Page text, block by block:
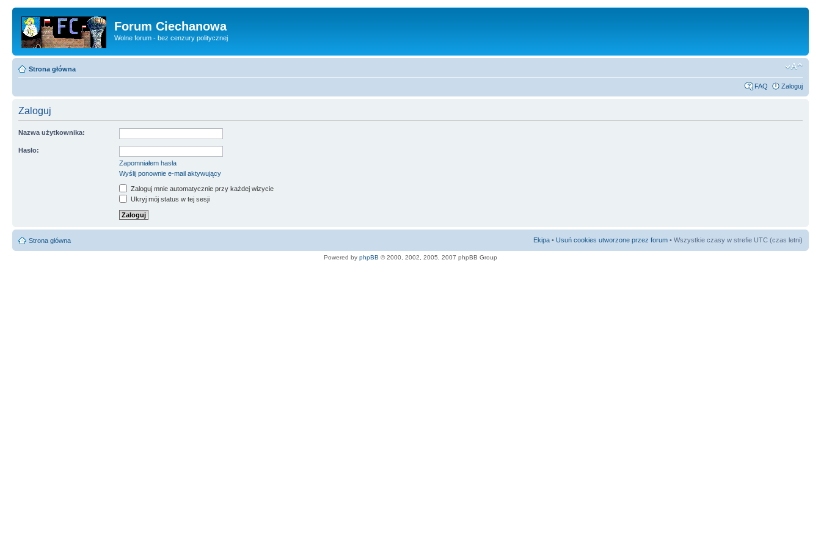
Forum Ciechanowa
Wolne forum - bez cenzury politycznej
Strona główna
FAQ Zaloguj
Zaloguj
Nazwa użytkownika:
Hasło:
Zapomniałem hasła
Wyślij ponownie e-mail aktywujący
Zaloguj mnie automatycznie przy każdej wizycie
Ukryj mój status w tej sesji
Strona główna Ekipa • Usuń cookies utworzone przez forum • Wszystkie czasy w strefie UTC (czas letni)
Powered by phpBB © 2000, 2002, 2005, 2007 phpBB Group